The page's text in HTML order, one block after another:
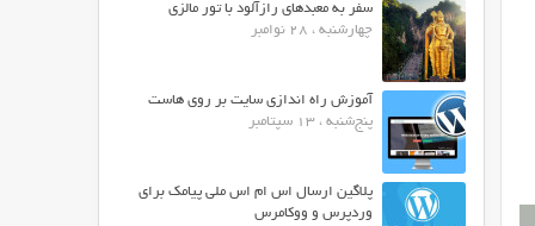
سفر به معبدهای رازآلود با تور مالزی
چهارشنبه ، 28 نوامبر
آموزش راه اندازی سایت بر روی هاست
پنج‌شنبه ، 13 سپتامبر
پلاگین ارسال اس ام اس ملی پیامک برای
وردپرس و ووکامرس